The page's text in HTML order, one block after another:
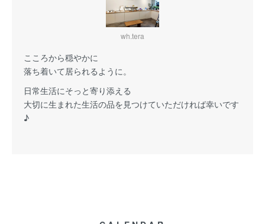
wh.tera
こころから穏やかに
落ち着いて居られるように。
日常生活にそっと寄り添える
大切に生まれた生活の品を見つけていただければ幸いです
♪